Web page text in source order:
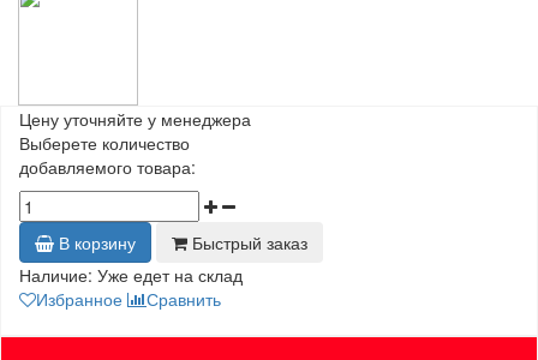
Цену уточняйте у менеджера
Выберете количество
добавляемого товара:
В корзину
Быстрый заказ
Наличие: Уже едет на склад
Избранное
Сравнить